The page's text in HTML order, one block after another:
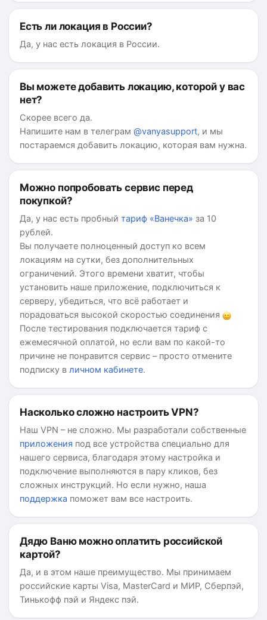
Есть ли локация в России?
Да, у нас есть локация в России.
Вы можете добавить локацию, которой у вас
нет?
Скорее всего да.
Напишите нам в телеграм @vanyasupport, и мы
постараемся добавить локацию, которая вам нужна.
Можно попробовать сервис перед
покупкой?
Да, у нас есть пробный тариф «Ванечка» за 10
рублей.
Вы получаете полноценный доступ ко всем
локациям на сутки, без дополнительных
ограничений. Этого времени хватит, чтобы
установить наше приложение, подключиться к
серверу, убедиться, что всё работает и
порадоваться высокой скоростью соединения
После тестирования подключается тариф с
ежемесячной оплатой, но если вам по какой-то
причине не понравится сервис – просто отмените
подписку в личном кабинете.
Насколько сложно настроить VPN?
Наш VPN – не сложно. Мы разработали собственные
приложения под все устройства специально для
нашего сервиса, благодаря этому настройка и
подключение выполняются в пару кликов, без
сложных инструкций. Но если нужно, наша
поддержка поможет вам все настроить.
Дядю Ваню можно оплатить российской
картой?
Да, и в этом наше преимущество. Мы принимаем
российские карты Visa, MasterCard и МИР, Сберпэй,
Тинькофф пэй и Яндекс пэй.